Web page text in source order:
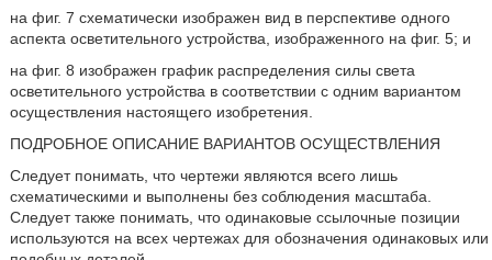
на фиг. 7 схематически изображен вид в перспективе одного
аспекта осветительного устройства, изображенного на фиг. 5; и
на фиг. 8 изображен график распределения силы света
осветительного устройства в соответствии с одним вариантом
осуществления настоящего изобретения.
ПОДРОБНОЕ ОПИСАНИЕ ВАРИАНТОВ ОСУЩЕСТВЛЕНИЯ
Следует понимать, что чертежи являются всего лишь
схематическими и выполнены без соблюдения масштаба.
Следует также понимать, что одинаковые ссылочные позиции
используются на всех чертежах для обозначения одинаковых или